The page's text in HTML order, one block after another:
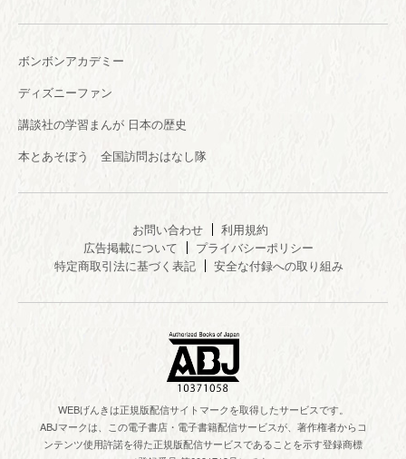
ボンボンアカデミー
ディズニーファン
講談社の学習まんが 日本の歴史
本とあそぼう 全国訪問おはなし隊
お問い合わせ
利用規約
広告掲載について
プライバシーポリシー
特定商取引法に基づく表記
安全な付録への取り組み
WEBげんきは正規版配信サイトマークを取得したサービスです。
ABJマークは、この電子書店・電子書籍配信サービスが、著作権者からコ
ンテンツ使用許諾を得た正規版配信サービスであることを示す登録商標